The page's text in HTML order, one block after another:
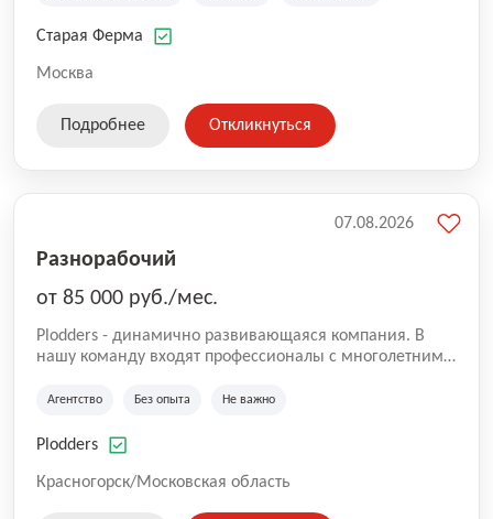
России (Wildberries, Ozon, Яндекс. Маркет и
на глобальной доставке товаров по всей территории
SKU, премиальные бренды кормов и собственные
Старая Ферма
Москва
Подробнее Откликнуться
Разнорабочий
от 85 000 руб./мес.
Plodders - динамично развивающаяся компания. В
нашу команду входят профессионалы с многолетним
на рынке аутсорсинга, а накопленный опыт позволяют
оказываемых услуг.
Агентство Без опыта Не важно
Plodders
Красногорск/Московская область
07.08.2026